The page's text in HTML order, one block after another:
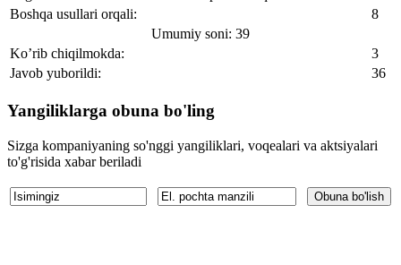
Boshqa usullari orqali:
8
Umumiy soni: 39
Ko’rib chiqilmokda:
3
Javob yuborildi:
36
Yangiliklarga obuna bo'ling
Sizga kompaniyaning so'nggi yangiliklari, voqealari va aktsiyalari
to'g'risida xabar beriladi